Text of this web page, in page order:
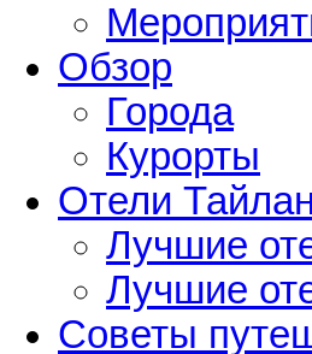
Обзор
Города
Курорты
Отели
Лучшие
Лучшие
Советы